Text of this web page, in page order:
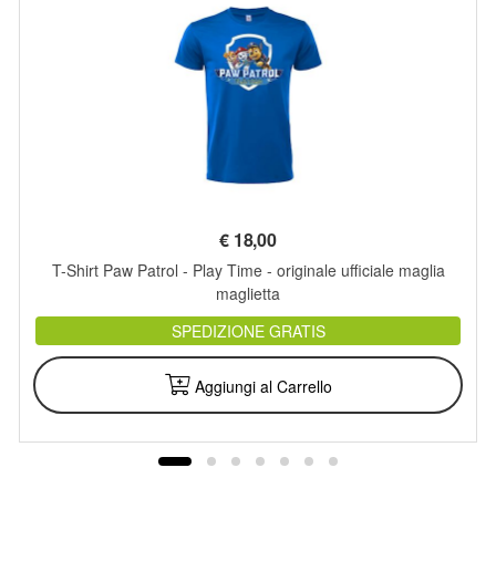
€ 18,00
T-Shirt Paw Patrol - Play Time - originale ufficiale maglia
maglietta
SPEDIZIONE GRATIS
Aggiungi al Carrello